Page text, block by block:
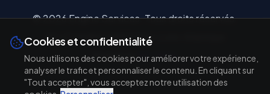
Cookies et confidentialité
Nous utilisons des cookies pour améliorer votre expérience,
analyser le trafic et personnaliser le contenu. En cliquant sur
"Tout accepter", vous acceptez notre utilisation des
©2026Engine Services. Tous droits réservés.
18 La Coindière, 44810 Héric, Loire-Atlantique
Réalisé parTAL'TECH